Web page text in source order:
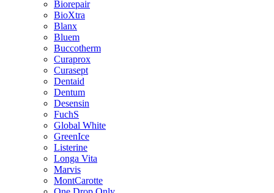
Biorepair
BioXtra
Blanx
Bluem
Buccotherm
Curaprox
Curasept
Dentaid
Dentum
Desensin
FuchS
Global White
GreenIce
Listerine
Longa Vita
Marvis
MontCarotte